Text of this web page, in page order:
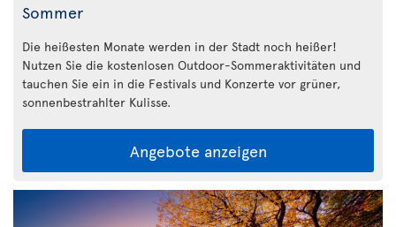
Sommer
Die heißesten Monate werden in der Stadt noch heißer!
Nutzen Sie die kostenlosen Outdoor-Sommeraktivitäten und
tauchen Sie ein in die Festivals und Konzerte vor grüner,
sonnenbestrahlter Kulisse.
Angebote anzeigen